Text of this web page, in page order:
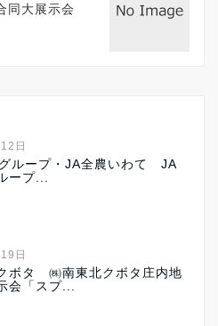
同大展示会
日
ループ・JA全農いわて JA
ープ...
日
ボタ ㈱南東北クボタ庄内地
会「スプ...